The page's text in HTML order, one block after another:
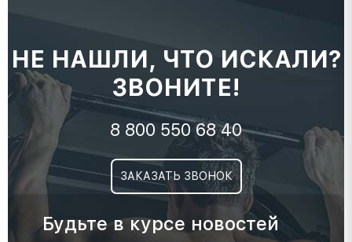
НЕ НАШЛИ, ЧТО ИСКАЛИ?
ЗВОНИТЕ!
8 800 550 68 40
ЗАКАЗАТЬ ЗВОНОК
Будьте в курсе новостей